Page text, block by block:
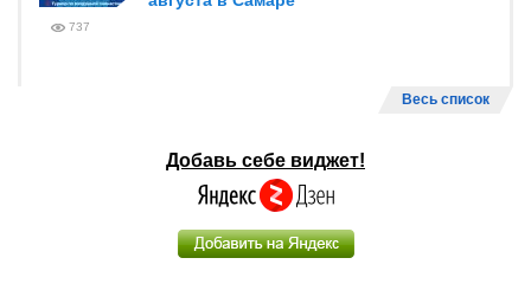
737
Весь список
Добавь себе виджет!